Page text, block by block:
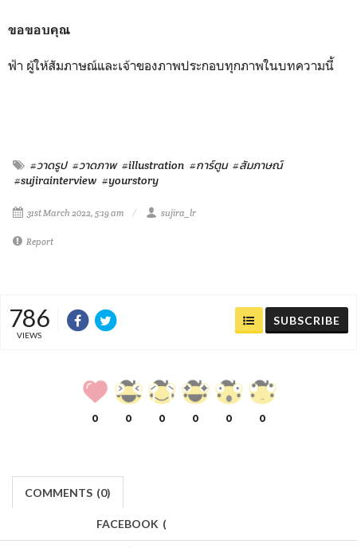
ขอขอบคุณ
ฟ้า ผู้ให้สัมภาษณ์และเจ้าของภาพประกอบทุกภาพในบทความนี้
#วาดรูป #วาดภาพ #illustration #การ์ตูน #สัมภาษณ์
#sujirainterview #yourstory
31st March 2022, 5:19 am sujira_lr
Report
786
VIEWS
SUBSCRIBE
0 0 0 0 0 0
COMMENTS (0)
FACEBOOK (